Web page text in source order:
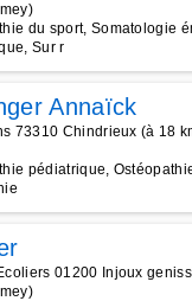
du sport, Somatologie
Sur r
Annaïck
73310 Chindrieux (à 18
pédiatrique,
01200 Injoux